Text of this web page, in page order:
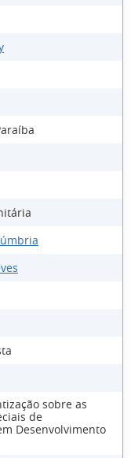
sobre as
de
Desenvolvimento